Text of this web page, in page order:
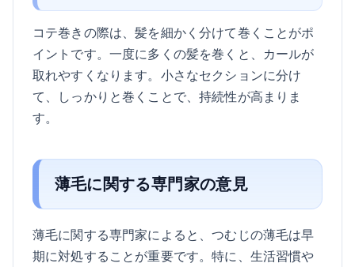
コテ巻きの際は、髪を細かく分けて巻くことがポ
イントです。一度に多くの髪を巻くと、カールが
取れやすくなります。小さなセクションに分け
て、しっかりと巻くことで、持続性が高まりま
す。
薄毛に関する専門家の意見
薄毛に関する専門家によると、つむじの薄毛は早
期に対処することが重要です。特に、生活習慣や